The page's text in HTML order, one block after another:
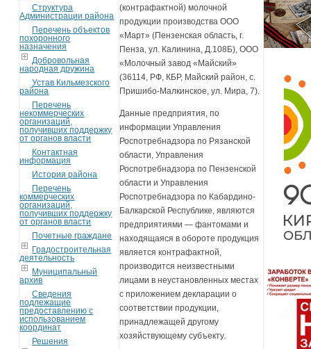
Структура
Администрации района
Перечень объектов
похоронного
назначения
Добровольная
народная дружина
Устав Кильмезского
района
Перечень
некоммерческих
организаций,
получивших поддержку
от органов власти
Контактная
информация
История района
Перечень
коммерческих
организаций,
получивших поддержку
от органов власти
Почетные граждане
Градостроительная
деятельность
Муниципальный
архив
Сведения
подлежащие
предоставлению с
использованием
координат
Решения
(контрафактной) молочной
продукции производства ООО
«Март» (Пензенская область, г.
Пенза, ул. Калинина, Д.108Б), ООО
«Молочный завод «Майский»
(36114, РФ, КБР, Майский район, с.
Пришибо-Малкинское, ул. Мира, 7).
Данные предприятия, по
информации Управления
Роспотребнадзора по Рязанской
области, Управления
Роспотребнадзора по Пензенской
области и Управления
Роспотребнадзора по Кабардино-
Балкарской Республике, являются
предприятиями — фантомами и
находящаяся в обороте продукция
является контрафактной,
производится неизвестными
лицами в неустановленных местах
с приложением декларации о
соответствии продукции,
принадлежащей другому
хозяйствующему субъекту.